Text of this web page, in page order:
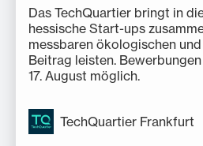
Das TechQuartier bringt in
hessische Start-ups
messbaren ökologischen
Beitrag leisten.
17. August möglich.
TechQuartier Frankfurt